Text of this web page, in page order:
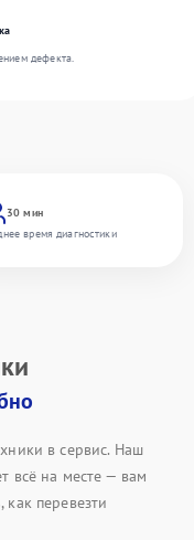
30 мин
время диагностики
дефекта.
в сервис. Наш
всё на месте — вам
перевезти